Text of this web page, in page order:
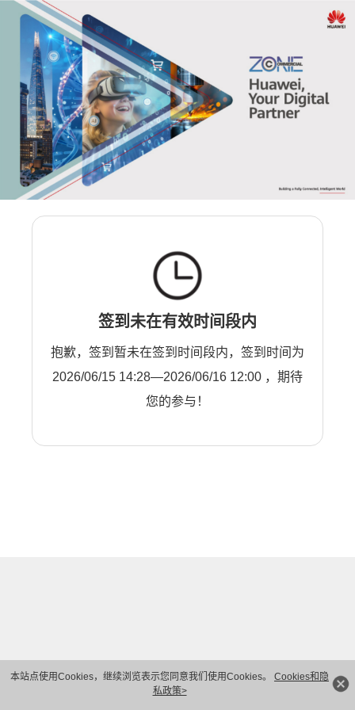
本站点使用Cookies，继续浏览表示您同意我们使用Cookies。 Cookies和隐
私政策>
签到未在有效时间段内
抱歉，签到暂未在签到时间段内，签到时间为
2026/06/15 14:28—2026/06/16 12:00 ，期待
您的参与！